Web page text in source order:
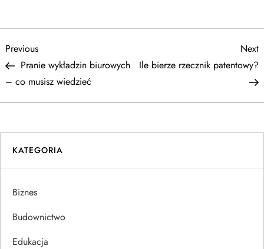
N
a
w
i
g
a
c
Previous
Post
Previous
Pranie wykładzin biurowych
– co musisz wiedzieć
Next
Ile bierze rzecznik patentowy?
KATEGORIA
Biznes
Budownictwo
Edukacja